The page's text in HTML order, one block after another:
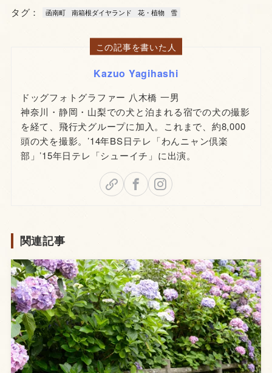
タグ： 函南町 南箱根ダイヤランド 花・植物 雪
この記事を書いた人
Kazuo Yagihashi
ドッグフォトグラファー 八木橋 一男
神奈川・静岡・山梨での犬と泊まれる宿での犬の撮影
を経て、飛行犬グループに加入。これまで、約8,000
頭の犬を撮影。’14年BS日テレ「わんニャン倶楽
部」’15年日テレ「シューイチ」に出演。
関連記事